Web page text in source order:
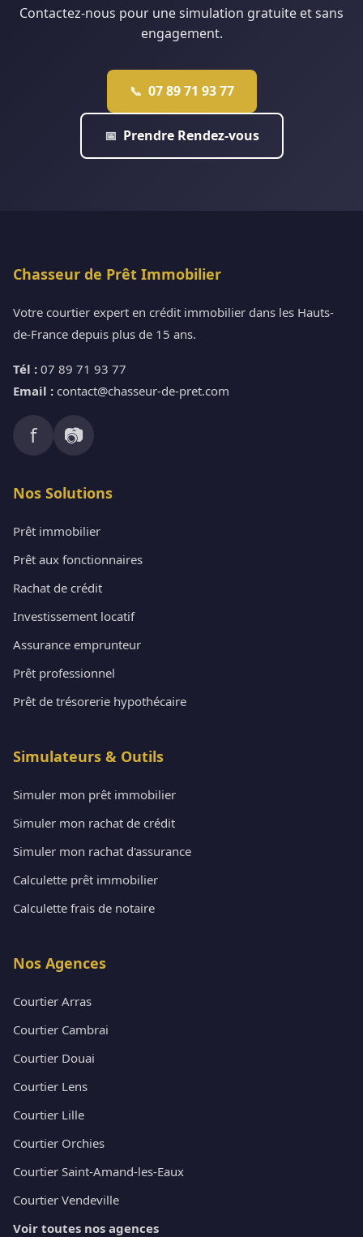
Contactez-nous pour une simulation gratuite et sans
engagement.
📞 07 89 71 93 77
📅 Prendre Rendez-vous
Chasseur de Prêt Immobilier
Votre courtier expert en crédit immobilier dans les Hauts-
de-France depuis plus de 15 ans.
Tél : 07 89 71 93 77
Email : contact@chasseur-de-pret.com
f 📷
Nos Solutions
Prêt immobilier
Prêt aux fonctionnaires
Rachat de crédit
Investissement locatif
Assurance emprunteur
Prêt professionnel
Prêt de trésorerie hypothécaire
Simulateurs & Outils
Simuler mon prêt immobilier
Simuler mon rachat de crédit
Simuler mon rachat d'assurance
Calculette prêt immobilier
Calculette frais de notaire
Nos Agences
Courtier Arras
Courtier Cambrai
Courtier Douai
Courtier Lens
Courtier Lille
Courtier Orchies
Courtier Saint-Amand-les-Eaux
Courtier Vendeville
Voir toutes nos agences